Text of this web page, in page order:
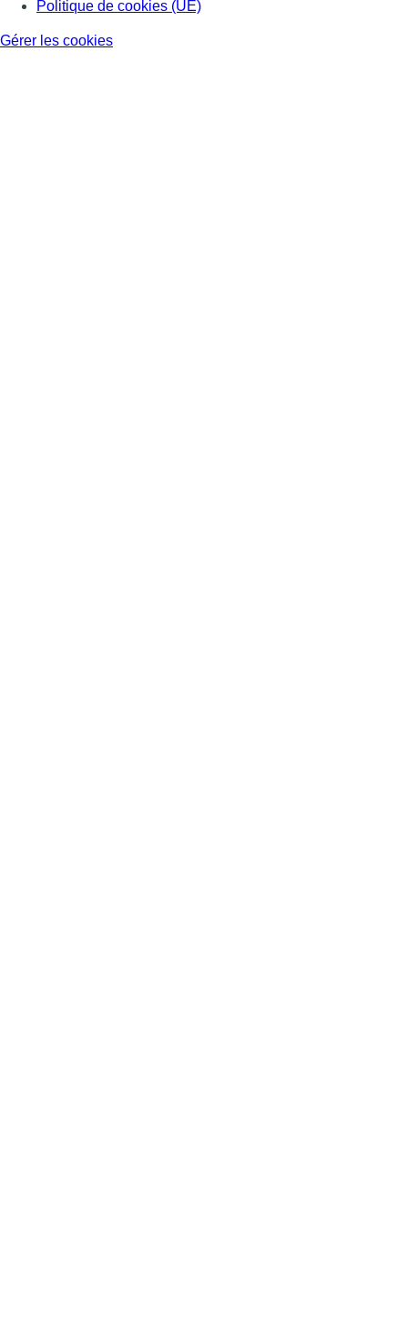
Politique de cookies (UE)
Gérer les cookies